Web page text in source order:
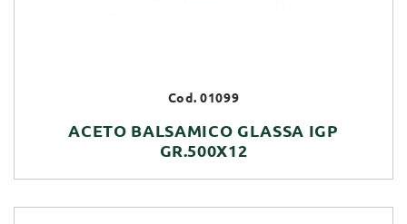
Cod. 01099
ACETO BALSAMICO GLASSA IGP
GR.500X12